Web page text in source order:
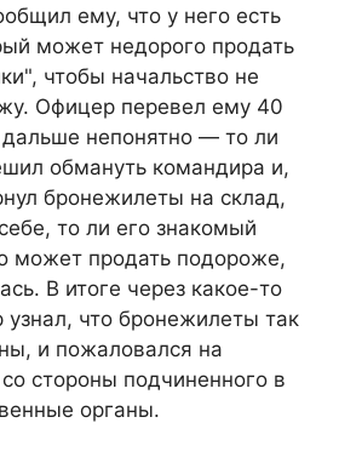
ему, что у него есть
может недорого продать
чтобы начальство не
Офицер перевел ему 40
непонятно — то ли
обмануть командира и,
бронежилеты на склад,
то ли его знакомый
может продать подороже,
В итоге через какое-то
что бронежилеты так
и пожаловался на
стороны подчиненного в
органы.